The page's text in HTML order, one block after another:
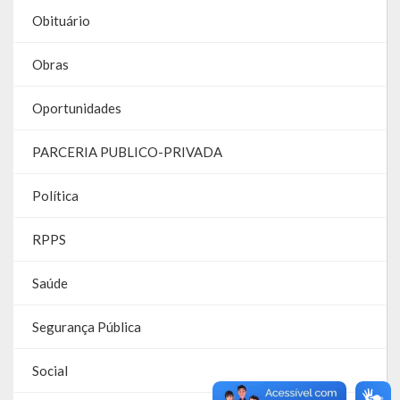
RPPS
RREO
PPA
Obituário
Obras
Oportunidades
PARCERIA PUBLICO-PRIVADA
Política
RPPS
Saúde
Segurança Pública
Social